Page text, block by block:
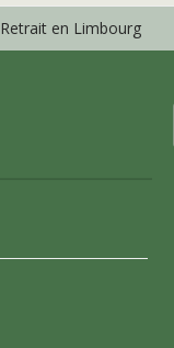
Retrait en Limbourg